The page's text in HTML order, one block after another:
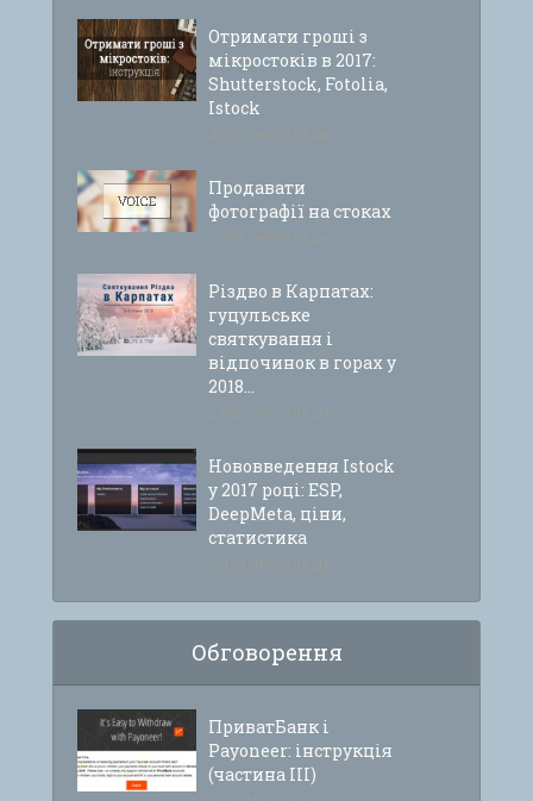
Отримати гроші з
мікростоків в 2017:
Shutterstock, Fotolia,
Istock
Продавати
фотографії на стоках
Різдво в Карпатах:
гуцульське
святкування і
відпочинок в горах у
2018...
Нововведення Istock
у 2017 році: ESP,
DeepMeta, ціни,
статистика
Обговорення
ПриватБанк і
Payoneer: інструкція
(частина ІІІ)